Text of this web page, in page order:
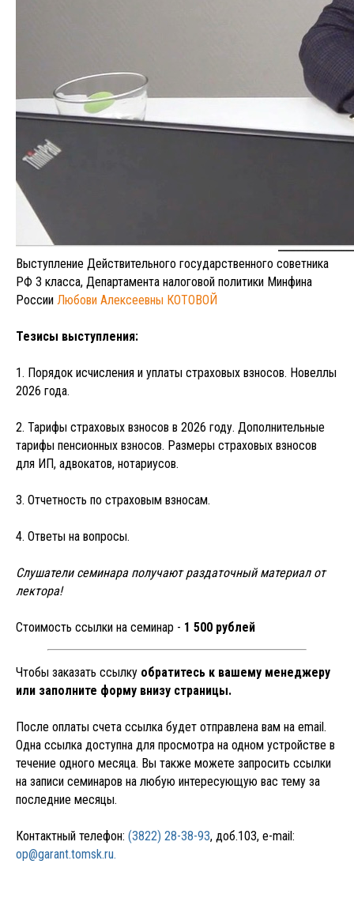
Выступление Действительного государственного советника
РФ 3 класса, Департамента налоговой политики Минфина
России Любови Алексеевны КОТОВОЙ
Тезисы выступления:
1. Порядок исчисления и уплаты страховых взносов. Новеллы
2026 года.
2. Тарифы страховых взносов в 2026 году. Дополнительные
тарифы пенсионных взносов. Размеры страховых взносов
для ИП, адвокатов, нотариусов.
3. Отчетность по страховым взносам.
4. Ответы на вопросы.
Слушатели семинара получают раздаточный материал от
лектора!
Стоимость ссылки на семинар - 1 500 рублей
Чтобы заказать ссылку обратитесь к вашему менеджеру
или заполните форму внизу страницы.
После оплаты счета ссылка будет отправлена вам на email.
Одна ссылка доступна для просмотра на одном устройстве в
течение одного месяца. Вы также можете запросить ссылки
на записи семинаров на любую интересующую вас тему за
последние месяцы.
Контактный телефон: (3822) 28-38-93, доб.103, e-mail:
op@garant.tomsk.ru.
ЗАПИСАТЬСЯ НА
+7